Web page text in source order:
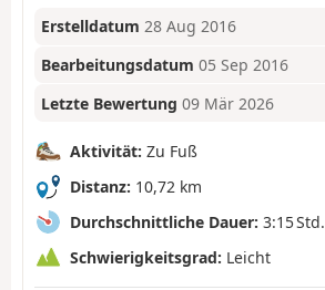
Erstelldatum 28 Aug 2016
Bearbeitungsdatum 05 Sep 2016
Letzte Bewertung 09 Mär 2026
Aktivität: Zu Fuß
Distanz: 10,72 km
Durchschnittliche Dauer: 3:15 Std.
Schwierigkeitsgrad: Leicht